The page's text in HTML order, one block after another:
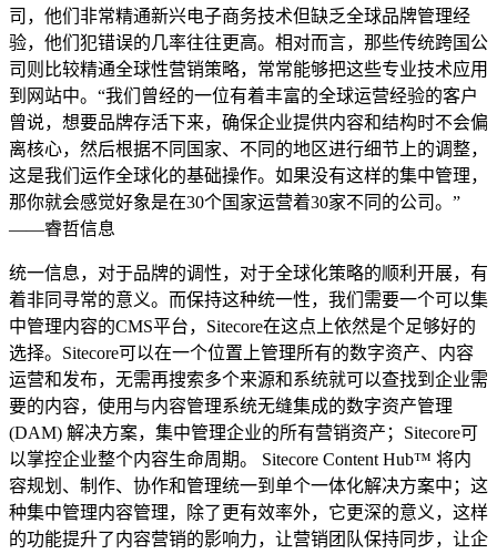
司，他们非常精通新兴电子商务技术但缺乏全球品牌管理经
验，他们犯错误的几率往往更高。相对而言，那些传统跨国公
司则比较精通全球性营销策略，常常能够把这些专业技术应用
到网站中。“我们曾经的一位有着丰富的全球运营经验的客户
曾说，想要品牌存活下来，确保企业提供内容和结构时不会偏
离核心，然后根据不同国家、不同的地区进行细节上的调整，
这是我们运作全球化的基础操作。如果没有这样的集中管理，
那你就会感觉好象是在30个国家运营着30家不同的公司。”
——睿哲信息
统一信息，对于品牌的调性，对于全球化策略的顺利开展，有
着非同寻常的意义。而保持这种统一性，我们需要一个可以集
中管理内容的CMS平台，Sitecore在这点上依然是个足够好的
选择。Sitecore可以在一个位置上管理所有的数字资产、内容
运营和发布，无需再搜索多个来源和系统就可以查找到企业需
要的内容，使用与内容管理系统无缝集成的数字资产管理
(DAM) 解决方案，集中管理企业的所有营销资产；Sitecore可
以掌控企业整个内容生命周期。 Sitecore Content Hub™ 将内
容规划、制作、协作和管理统一到单个一体化解决方案中；这
种集中管理内容管理，除了更有效率外，它更深的意义，这样
的功能提升了内容营销的影响力，让营销团队保持同步，让企